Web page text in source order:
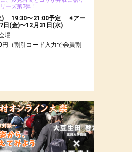
ーズ第3弾！
) 19:30〜21:00予定 ※アー
(金)〜12月31日(水)
場
（割引コード入力で会員割